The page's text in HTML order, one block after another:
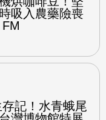
吸入農藥險喪
存記！水青蛾尾